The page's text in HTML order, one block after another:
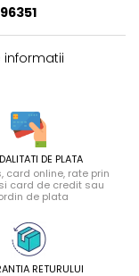
informatii
DE PLATA
card online, rate prin
si card de credit sau
de plata
RETURULUI